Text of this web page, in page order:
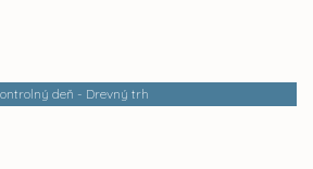
deň - Drevný trh